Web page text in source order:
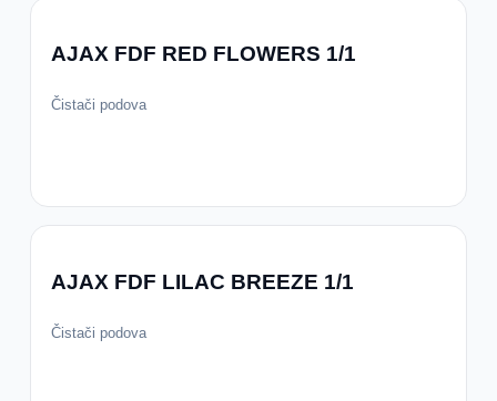
AJAX FDF RED FLOWERS 1/1
Čistači podova
AJAX FDF LILAC BREEZE 1/1
Čistači podova